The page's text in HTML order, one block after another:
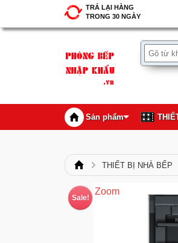
TRẢ LẠI HÀNG
TRONG 30 NGÀY
Sản phẩm
THIẾT BỊ NHÀ BẾP
Sale!
Zoom